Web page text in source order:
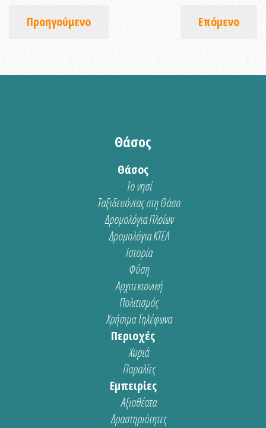
Προηγούμενο Επόμενο
Θάσος
Θάσος
Το νησί
Ταξιδευόντας στη Θάσο
Δρομολόγια Πλοίων
Δρομολόγια ΚΤΕΛ
Ιστορία
Φύση
Αρχιτεκτονική
Πολιτισμός
Χρήσιμα Τηλέφωνα
Περιοχές
Χωριά
Παραλίες
Εμπειρίες
Αξιοθέατα
Δραστηριότητες